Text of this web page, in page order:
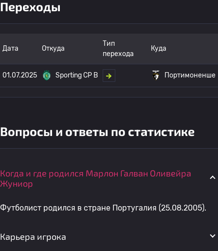
Переходы
Дата Откуда
Тип
перехода
Куда
01.07.2025 Sporting CP B Портимоненше
Вопросы и ответы по статистике
Когда и где родился Марлон Галван Оливейра
Жуниор
Футболист родился в стране Португалия (25.08.2005).
Карьера игрока